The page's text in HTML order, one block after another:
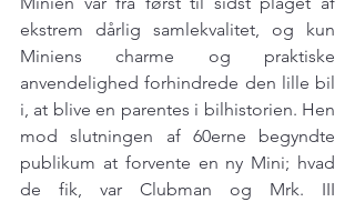
ekstrem dårlig samlekvalitet, og kun
Miniens charme og praktiske
anvendelighed forhindrede den lille bil
i, at blive en parentes i bilhistorien. Hen
mod slutningen af 60erne begyndte
publikum at forvente en ny Mini; hvad
de fik, var Clubman og Mrk. III